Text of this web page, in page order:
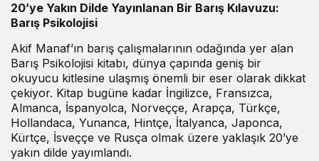
20’ye Yakın Dilde Yayınlanan Bir Barış Kılavuzu:
Barış Psikolojisi
Akif Manaf’ın barış çalışmalarının odağında yer alan
Barış Psikolojisi kitabı, dünya çapında geniş bir
okuyucu kitlesine ulaşmış önemli bir eser olarak dikkat
çekiyor. Kitap bugüne kadar İngilizce, Fransızca,
Almanca, İspanyolca, Norveççe, Arapça, Türkçe,
Hollandaca, Yunanca, Hintçe, İtalyanca, Japonca,
Kürtçe, İsveççe ve Rusça olmak üzere yaklaşık 20’ye
yakın dilde yayımlandı.